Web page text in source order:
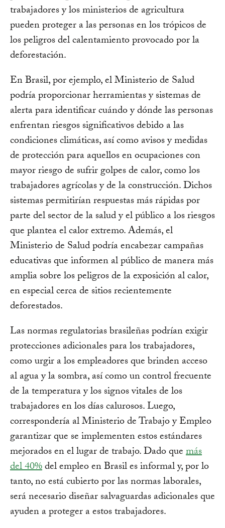
trabajadores y los ministerios de agricultura
pueden proteger a las personas en los trópicos de
los peligros del calentamiento provocado por la
deforestación.
En Brasil, por ejemplo, el Ministerio de Salud
podría proporcionar herramientas y sistemas de
alerta para identificar cuándo y dónde las personas
enfrentan riesgos significativos debido a las
condiciones climáticas, así como avisos y medidas
de protección para aquellos en ocupaciones con
mayor riesgo de sufrir golpes de calor, como los
trabajadores agrícolas y de la construcción. Dichos
sistemas permitirían respuestas más rápidas por
parte del sector de la salud y el público a los riesgos
que plantea el calor extremo. Además, el
Ministerio de Salud podría encabezar campañas
educativas que informen al público de manera más
amplia sobre los peligros de la exposición al calor,
en especial cerca de sitios recientemente
deforestados.
Las normas regulatorias brasileñas podrían exigir
protecciones adicionales para los trabajadores,
como urgir a los empleadores que brinden acceso
al agua y la sombra, así como un control frecuente
de la temperatura y los signos vitales de los
trabajadores en los días calurosos. Luego,
correspondería al Ministerio de Trabajo y Empleo
garantizar que se implementen estos estándares
mejorados en el lugar de trabajo. Dado quemás
del 40%del empleo en Brasil es informal y, por lo
tanto, no está cubierto por las normas laborales,
será necesario diseñar salvaguardas adicionales que
ayuden a proteger a estos trabajadores.